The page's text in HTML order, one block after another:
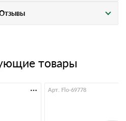
товары
Арт. Flo-69778